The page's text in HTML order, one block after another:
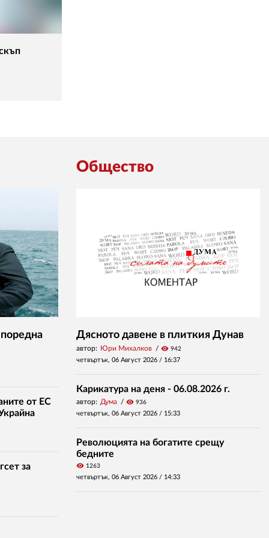
от ЕС
за
Общество
Дясното давене в плиткия Дунав
автор: Юри Михалков visibility 942
четвъртък, 06 Август 2026 / 16:37
Карикатура на деня - 06.08.2026 г.
автор: Дума visibility 936
четвъртък, 06 Август 2026 / 15:33
Революцията на богатите срещу
бедните
visibility 1263
четвъртък, 06 Август 2026 / 14:33